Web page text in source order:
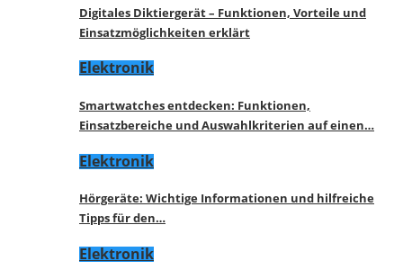
Digitales Diktiergerät – Funktionen, Vorteile und
Einsatzmöglichkeiten erklärt
Elektronik
Smartwatches entdecken: Funktionen,
Einsatzbereiche und Auswahlkriterien auf einen…
Elektronik
Hörgeräte: Wichtige Informationen und hilfreiche
Tipps für den…
Elektronik